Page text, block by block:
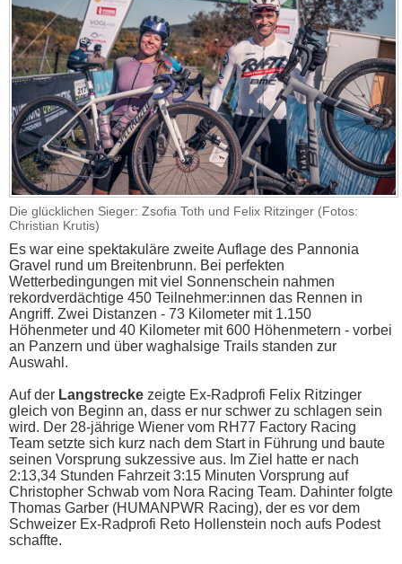
Die glücklichen Sieger: Zsofia Toth und Felix Ritzinger (Fotos:
Christian Krutis)
Es war eine spektakuläre zweite Auflage des Pannonia
Gravel rund um Breitenbrunn. Bei perfekten
Wetterbedingungen mit viel Sonnenschein nahmen
rekordverdächtige 450 Teilnehmer:innen das Rennen in
Angriff. Zwei Distanzen - 73 Kilometer mit 1.150
Höhenmeter und 40 Kilometer mit 600 Höhenmetern - vorbei
an Panzern und über waghalsige Trails standen zur
Auswahl.
Auf der Langstrecke zeigte Ex-Radprofi Felix Ritzinger
gleich von Beginn an, dass er nur schwer zu schlagen sein
wird. Der 28-jährige Wiener vom RH77 Factory Racing
Team setzte sich kurz nach dem Start in Führung und baute
seinen Vorsprung sukzessive aus. Im Ziel hatte er nach
2:13,34 Stunden Fahrzeit 3:15 Minuten Vorsprung auf
Christopher Schwab vom Nora Racing Team. Dahinter folgte
Thomas Garber (HUMANPWR Racing), der es vor dem
Schweizer Ex-Radprofi Reto Hollenstein noch aufs Podest
schaffte.